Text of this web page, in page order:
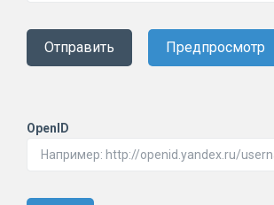
Отправить Предпросмотр
OpenID